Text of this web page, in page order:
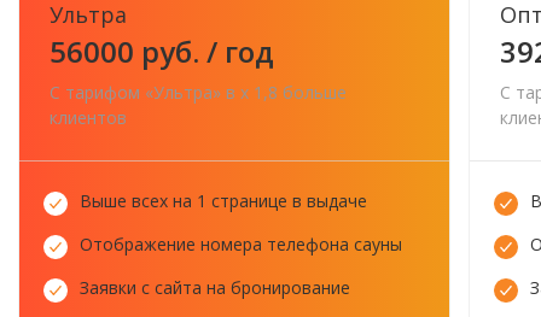
Ультра
56000 руб. / год
С тарифом «Ультра» в x 1,8 больше
клиентов
Выше всех на 1 странице в выдаче
Отображение номера телефона сауны
Заявки с сайта на бронирование
С